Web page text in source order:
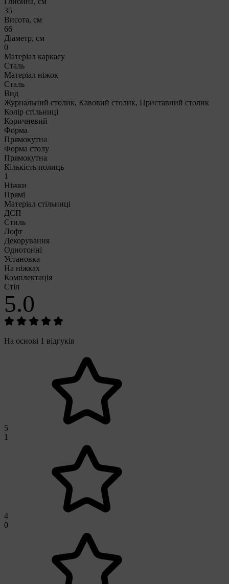
35
Висота, см
66
Діаметр, см
0
Матеріал каркасу
Сталь
Матеріал ніжок
Сталь
Вид
Журнальний столик, Кавовий столик, Приставний столик
Колір стільниці
Коричневий
Форма
Прямокутна
Форма столу
Прямокутна
Кількість полиць
1
Ніжки
Прямі
Матеріал стільниці
ДСП
Стиль
Лофт
Декорування
Однотонні
Установка
На ніжках
Комплектація
Стіл
5.0
На основі 1 відгуків
5
1
4
0